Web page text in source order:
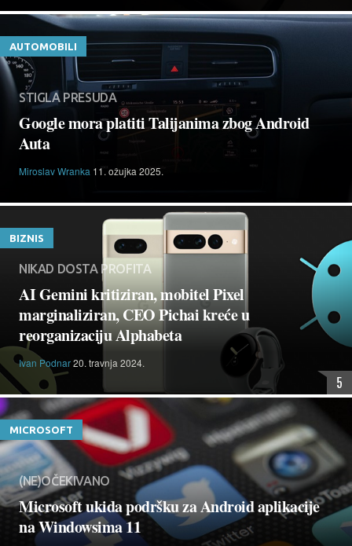
AUTOMOBILI
STIGLA PRESUDA
Google mora platiti Talijanima zbog Android
Auta
Miroslav Wranka 11. ožujka 2025.
BIZNIS
NIKAD DOSTA PROFITA
AI Gemini kritiziran, mobitel Pixel
marginaliziran, CEO Pichai kreće u
reorganizaciju Alphabeta
Ivan Podnar20. travnja 2024.
5
MICROSOFT
(NE)OČEKIVANO
Microsoft ukida podršku za Android aplikacije
na Windowsima 11